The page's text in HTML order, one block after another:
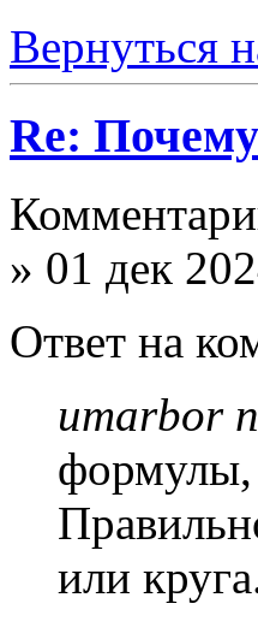
Вернуться
Re:
» 01 дек
Ответ на
umarbor
формулы,
или